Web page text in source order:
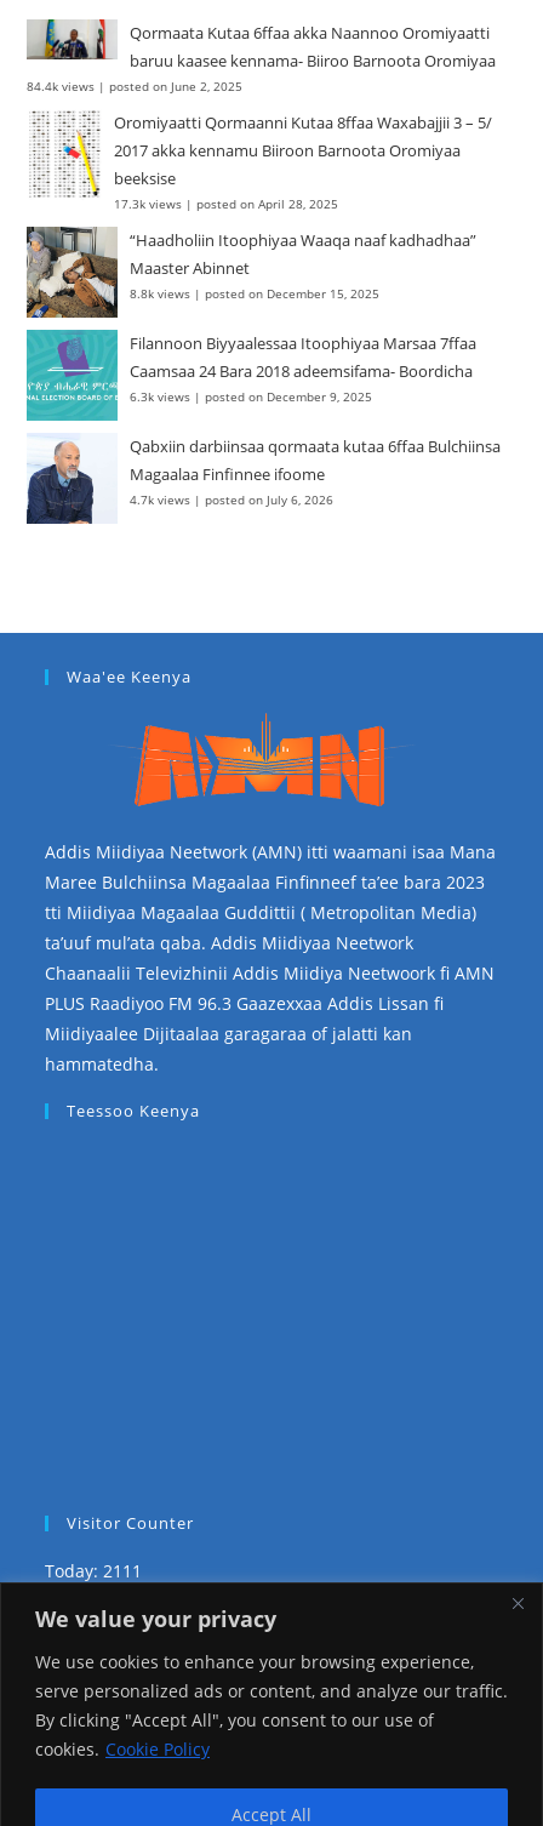
We value your privacy
We use cookies to enhance your browsing experience,
serve personalized ads or content, and analyze our traffic.
By clicking "Accept All", you consent to our use of
cookies. Cookie Policy
Accept All
Qormaata Kutaa 6ffaa akka Naannoo Oromiyaatti
baruu kaasee kennama- Biiroo Barnoota Oromiyaa
84.4k views |posted on June 2, 2025
Oromiyaatti Qormaanni Kutaa 8ffaa Waxabajjii 3 – 5/
2017 akka kennamu Biiroon Barnoota Oromiyaa
beeksise
17.3k views |posted on April 28, 2025
“Haadholiin Itoophiyaa Waaqa naaf kadhadhaa”
Maaster Abinnet
8.8k views |posted on December 15, 2025
Filannoon Biyyaalessaa Itoophiyaa Marsaa 7ffaa
Caamsaa 24 Bara 2018 adeemsifama- Boordicha
6.3k views |posted on December 9, 2025
Qabxiin darbiinsaa qormaata kutaa 6ffaa Bulchiinsa
Magaalaa Finfinnee ifoome
4.7k views |posted on July 6, 2026
Waa'ee Keenya
Addis Miidiyaa Neetwork (AMN) itti waamani isaa Mana
Maree Bulchiinsa Magaalaa Finfinneef ta’ee bara 2023
tti Miidiyaa Magaalaa Guddittii ( Metropolitan Media)
ta’uuf mul’ata qaba. Addis Miidiyaa Neetwork
Chaanaalii Televizhinii Addis Miidiya Neetwoork fi AMN
PLUS Raadiyoo FM 96.3 Gaazexxaa Addis Lissan fi
Miidiyaalee Dijitaalaa garagaraa of jalatti kan
hammatedha.
Teessoo Keenya
Visitor Counter
Today: 2111
Yesterday: 3735
This Week: 29709
This Month: 78982
1226801